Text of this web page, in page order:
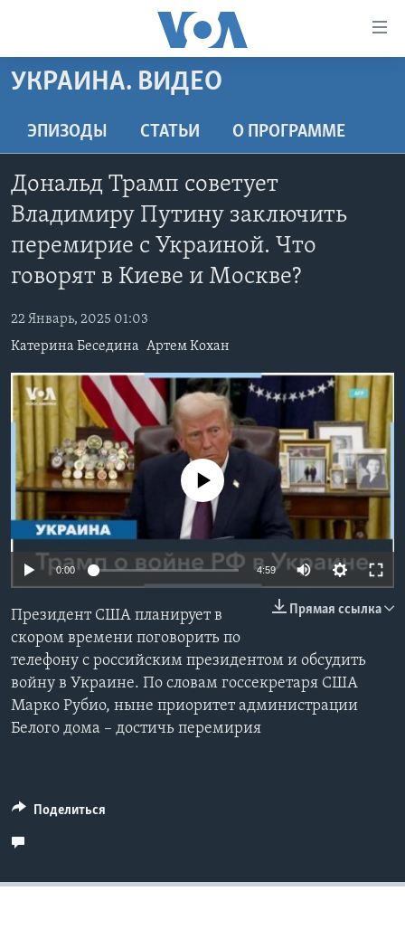
Перейти
на
контент
основной
навигации
Перейти
ПРОГРАММЫ
НОВОСТИ ЗА МИНУТУ
ИТОГИ
ПОЧЕМУ ЭТО ВАЖНО?
ДИСКУССИЯ VOA
ДЕТАЛИ
НЬЮ-ЙОРК NEW YORK
АМЕРИКА. БОЛЬШОЕ ПУТЕШЕСТВИЕ
УЧИМ АНГЛИЙСКИЙ
НАША АМЕРИКАНСКАЯ ИСТОРИЯ
А КАК В АМЕРИКЕ?
АРТЕФАКТЫ
АМЕРИКАНСКИЕ ГОРОДКИ
ТЕСТЫ
ЭКСПЕРТИЗА
ИНТЕРВЬЮ
ФАКТЫ ПРОТИВ ФЕЙКОВ
ЗА СВОБОДУ ПРЕССЫ
УЧИМ АНГЛИЙСКИЙ
ВИДЕО
ПОДПИСКА НА НОВОСТИ
Learning English
СОЦИАЛЬНЫЕ СЕТИ
Языки
УКРАИНА. ВИДЕО
ЭПИЗОДЫ СТАТЬИ O ПРОГРАММЕ
Дональд Трамп советует
Владимиру Путину заключить
перемирие с Украиной. Что
говорят в Киеве и Москве?
22 Январь, 2025 01:03
Катерина Беседина Артем Кохан
Auto 360p 480p
720p 1080p
No media source currently available
0:00 4:59 Auto
480p
Прямая ссылка
Президент США планирует в
скором времени поговорить по
телефону с российским президентом и обсудить
войну в Украине. По словам госсекретаря США
Марко Рубио, ныне приоритет администрации
Белого дома – достичь перемирия
Поделиться